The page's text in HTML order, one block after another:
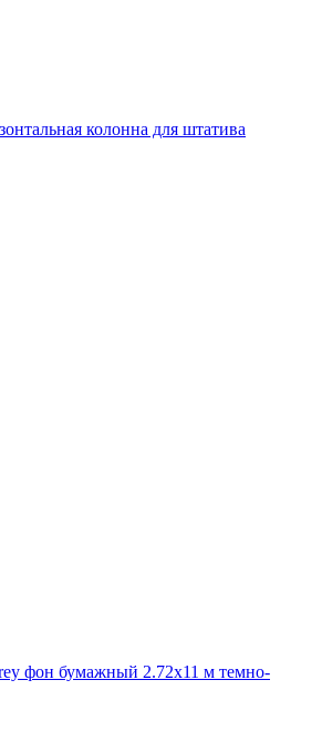
колонна для штатива
фон бумажный 2.72x11 м темно-